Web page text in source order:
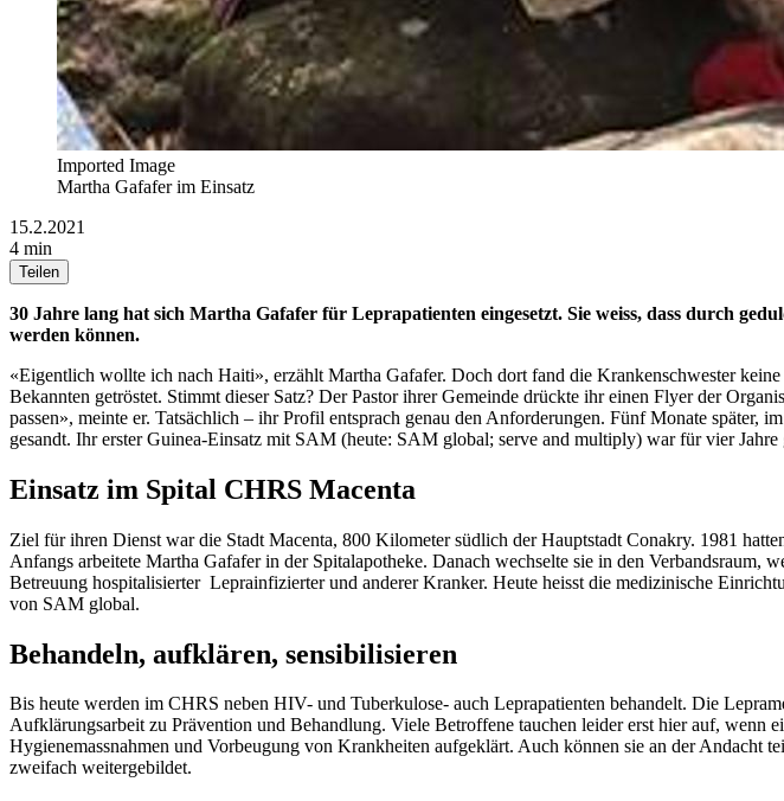
Imported Image
Martha Gafafer im Einsatz
15.2.2021
4 min
Teilen
30 Jahre lang hat sich Martha Gafafer für Leprapatienten eingesetzt. Sie weiss, dass durch
werden können.
«Eigentlich wollte ich nach Haiti», erzählt Martha Gafafer. Doch dort fand die Krankenschwester
Bekannten getröstet. Stimmt dieser Satz? Der Pastor ihrer Gemeinde drückte ihr einen Flyer der
passen», meinte er. Tatsächlich – ihr Profil entsprach genau den Anforderungen. Fünf Monate
gesandt. Ihr erster Guinea-Einsatz mit SAM (heute: SAM global; serve and multiply) war für vier Jahre
Einsatz im Spital CHRS Macenta
Ziel für ihren Dienst war die Stadt Macenta, 800 Kilometer südlich der Hauptstadt Conakry. 1981
Anfangs arbeitete Martha Gafafer in der Spitalapotheke. Danach wechselte sie in den Verbandsraum,
Betreuung hospitalisierter Leprainfizierter und anderer Kranker. Heute heisst die medizinische
von SAM global.
Behandeln, aufklären, sensibilisieren
Bis heute werden im CHRS neben HIV- und Tuberkulose- auch Leprapatienten behandelt. Die
Aufklärungsarbeit zu Prävention und Behandlung. Viele Betroffene tauchen leider erst hier auf, wenn
Hygienemassnahmen und Vorbeugung von Krankheiten aufgeklärt. Auch können sie an der
zweifach weitergebildet.